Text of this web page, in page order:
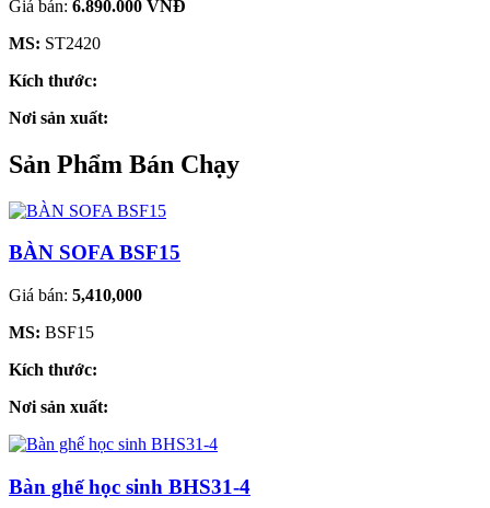
Giá bán: 6.890.000 VNĐ
MS: ST2420
Kích thước:
Nơi sản xuất:
Sản Phẩm Bán Chạy
BÀN SOFA BSF15
Giá bán: 5,410,000
MS: BSF15
Kích thước:
Nơi sản xuất:
Bàn ghế học sinh BHS31-4